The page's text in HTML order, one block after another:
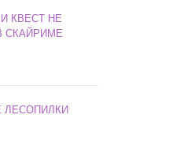
КВЕСТ НЕ
СКАЙРИМЕ
ЛЕСОПИЛКИ